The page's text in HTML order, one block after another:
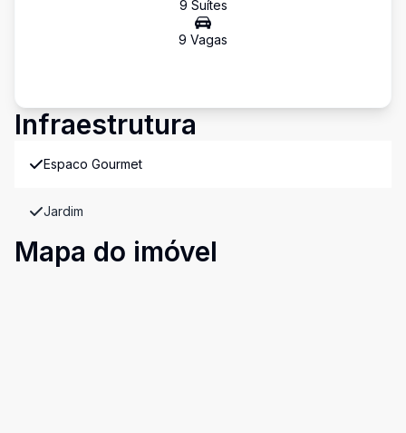
9 Suítes
9 Vagas
Infraestrutura
Espaco Gourmet
Jardim
Mapa do imóvel